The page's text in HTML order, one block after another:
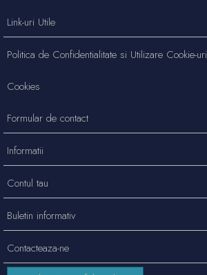
Contacteaza-ne
Link-uri Utile
Politica de Confidentialitate si Utilizare Cookie-uri
Cookies
Formular de contact
Informatii
Contul tau
Buletin informativ